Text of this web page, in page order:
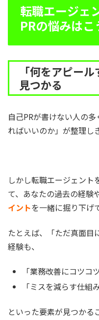
転職エージェ
PRの悩みは
「何をアピー
見つかる
自己PRが書けない人の
ればいいのか」が整理し
しかし転職エージェント
て、あなたの過去の経験
イントを一緒に掘り下げ
たとえば、「ただ真面目
経験も、
「業務改善にコツコ
「ミスを減らす仕組
といった要素が見つかる